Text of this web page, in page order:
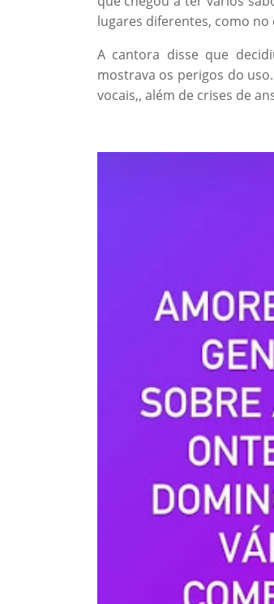
lugares diferentes, como
A cantora disse que
mostrava os perigos do
vocais,, além de crises de